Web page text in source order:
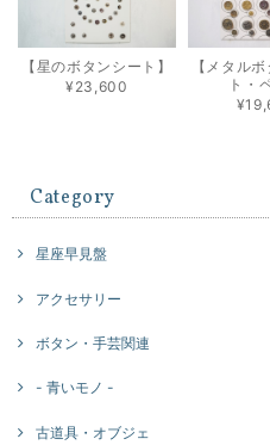
【星のボタンシート】
¥23,600
【メタル
ト・
Category
星座早見盤
アクセサリー
ボタン・手芸関連
- 青いモノ -
古道具・オブジェ